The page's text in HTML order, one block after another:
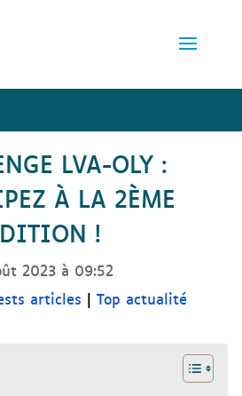
LVA-OLY :
À LA 2ÈME
!
2023 à 09:52
articles | Top actualité